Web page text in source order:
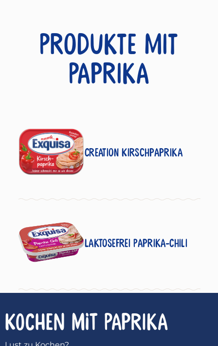
Produkte mit
Paprika
Creation Kirschpaprika
Laktosefrei Paprika-Chili
KOCHEN MIT Paprika